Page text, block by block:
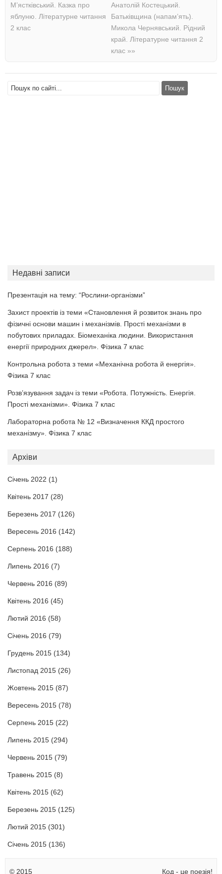
М’ястківський. Казка про
яблуню. Літературне читання
2 клас
Анатолій Костецький.
Батьківщина (напам’ять).
Микола Чернявський. Рідний
край. Літературне читання 2
клас »»
Недавні записи
Презентація на тему: “Рослини-організми”
Захист проектів із теми «Становлення й розвиток знань про
фізичні основи машин і механізмів. Прості механізми в
побутових приладах. Біомеханіка людини. Використання
енергії природних джерел». Фізика 7 клас
Контрольна робота з теми «Механічна робота й енергія».
Фізика 7 клас
Розв’язування задач із теми «Робота. Потужність. Енергія.
Прості механізми». Фізика 7 клас
Лабораторна робота № 12 «Визначення ККД простого
механізму». Фізика 7 клас
Архіви
Січень 2022 (1)
Квітень 2017 (28)
Березень 2017 (126)
Вересень 2016 (142)
Серпень 2016 (188)
Липень 2016 (7)
Червень 2016 (89)
Квітень 2016 (45)
Лютий 2016 (58)
Січень 2016 (79)
Грудень 2015 (134)
Листопад 2015 (26)
Жовтень 2015 (87)
Вересень 2015 (78)
Серпень 2015 (22)
Липень 2015 (294)
Червень 2015 (79)
Травень 2015 (8)
Квітень 2015 (62)
Березень 2015 (125)
Лютий 2015 (301)
Січень 2015 (136)
© 2015 Код - це поезія!